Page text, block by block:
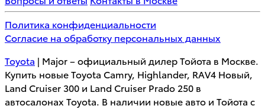
Политика конфиденциальности
Согласие на обработку персональных данных
Toyota | Major – официальный дилер Тойота в Москве.
Купить новые Toyota Camry, Highlander, RAV4 Новый,
Land Cruiser 300 и Land Cruiser Prado 250 в
автосалонах Toyota. В наличии новые авто и Тойота с